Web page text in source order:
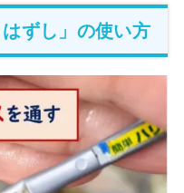
ずし」の使い方